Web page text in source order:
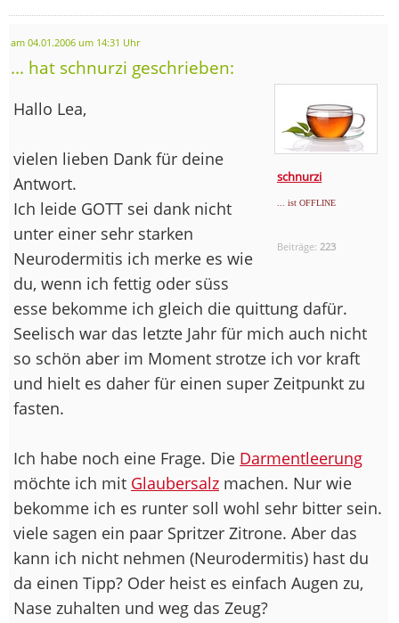
am 04.01.2006 um 14:31 Uhr
... hat schnurzi geschrieben:
schnurzi
... ist OFFLINE
Beiträge: 223
Hallo Lea,
vielen lieben Dank für deine
Antwort.
Ich leide GOTT sei dank nicht
unter einer sehr starken
Neurodermitis ich merke es wie
du, wenn ich fettig oder süss
esse bekomme ich gleich die quittung dafür.
Seelisch war das letzte Jahr für mich auch nicht
so schön aber im Moment strotze ich vor kraft
und hielt es daher für einen super Zeitpunkt zu
fasten.
Ich habe noch eine Frage. Die Darmentleerung
möchte ich mit Glaubersalz machen. Nur wie
bekomme ich es runter soll wohl sehr bitter sein.
viele sagen ein paar Spritzer Zitrone. Aber das
kann ich nicht nehmen (Neurodermitis) hast du
da einen Tipp? Oder heist es einfach Augen zu,
Nase zuhalten und weg das Zeug?